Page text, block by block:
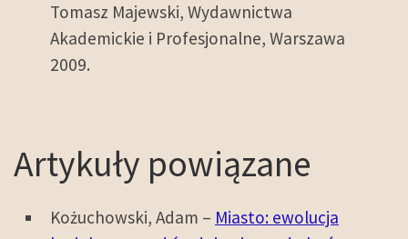
Tomasz Majewski, Wydawnictwa
Akademickie i Profesjonalne, Warszawa
2009.
Artykuły powiązane
Kożuchowski, Adam – Miasto: ewolucja